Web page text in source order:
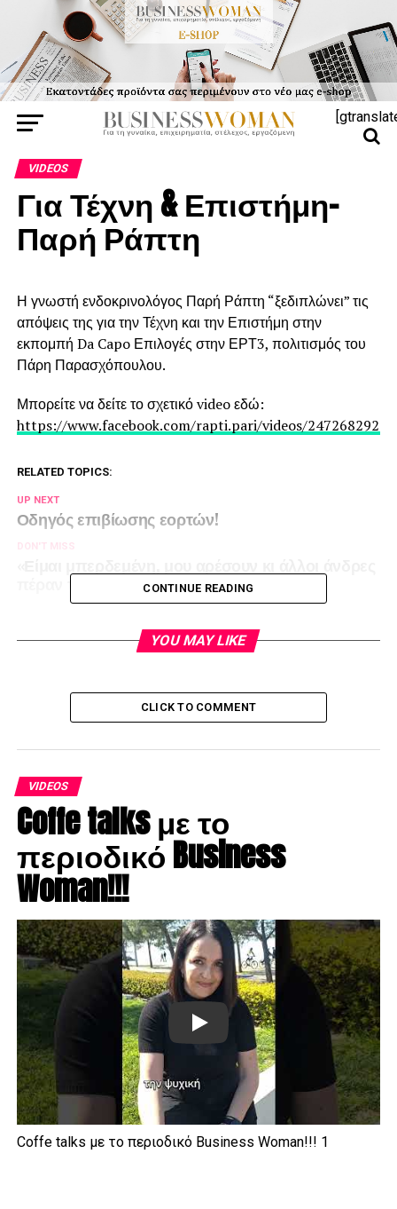
VIDEOS
Για Τέχνη & Επιστήμη-
Παρή Ράπτη
Η γνωστή ενδοκρινολόγος Παρή Ράπτη “ξεδιπλώνει” τις
απόψεις της για την Τέχνη και την Επιστήμη στην
εκπομπή Da Capo Επιλογές στην ΕΡΤ3, πολιτισμός του
Πάρη Παρασχόπουλου.
Μπορείτε να δείτε το σχετικό video εδώ:
https://www.facebook.com/rapti.pari/videos/
RELATED TOPICS:
UP NEXT
Οδηγός επιβίωσης εορτών!
DON'T MISS
πέραν του φίλου μου…»CONTINUE READING
YOU MAY LIKE
CLICK TO COMMENT
VIDEOS
Coffe talks με το
περιοδικό Business
Woman!!!
Play
Coffe talks με το περιοδικό Business Woman!!! 1